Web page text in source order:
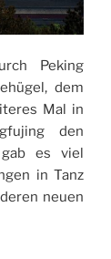
Peking
dem
Mal in
den
es viel
in Tanz
neuen